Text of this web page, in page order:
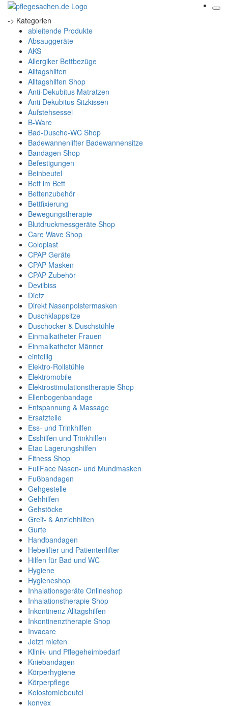
-> Kategorien
ableitende Produkte
Absauggeräte
AKS
Allergiker Bettbezüge
Alltagshilfen
Alltagshilfen Shop
Anti-Dekubitus Matratzen
Anti Dekubitus Sitzkissen
Aufstehsessel
B-Ware
Bad-Dusche-WC Shop
Badewannenlifter Badewannensitze
Bandagen Shop
Befestigungen
Beinbeutel
Bett im Bett
Bettenzubehör
Bettfixierung
Bewegungstherapie
Blutdruckmessgeräte Shop
Care Wave Shop
Coloplast
CPAP Geräte
CPAP Masken
CPAP Zubehör
Devilbiss
Dietz
Direkt Nasenpolstermasken
Duschklappsitze
Duschocker & Duschstühle
Einmalkatheter Frauen
Einmalkatheter Männer
einteilig
Elektro-Rollstühle
Elektromobile
Elektrostimulationstherapie Shop
Ellenbogenbandage
Entspannung & Massage
Ersatzteile
Ess- und Trinkhilfen
Esshilfen und Trinkhilfen
Etac Lagerungshilfen
Fitness Shop
FullFace Nasen- und Mundmasken
Fußbandagen
Gehgestelle
Gehhilfen
Gehstöcke
Greif- & Anziehhilfen
Gurte
Handbandagen
Hebelifter und Patientenlifter
Hilfen für Bad und WC
Hygiene
Hygieneshop
Inhalationsgeräte Onlineshop
Inhalationstherapie Shop
Inkontinenz Alltagshilfen
Inkontinenztherapie Shop
Invacare
Jetzt mieten
Klinik- und Pflegeheimbedarf
Kniebandagen
Körperhygiene
Körperpflege
Kolostomiebeutel
konvex